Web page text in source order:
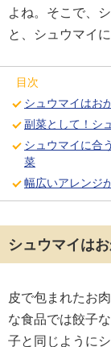
よね。そこで、
と、シュウマイ
目次
シュウマイはお
副菜として！シ
シュウマイに合
菜
幅広いアレンジ
シュウマイは
皮で包まれたお
な食品では餃子
子と同じように